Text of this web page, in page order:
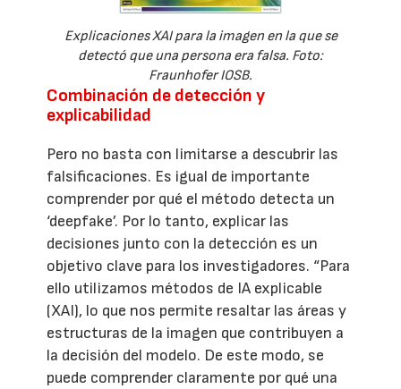
Explicaciones XAI para la imagen en la que se
detectó que una persona era falsa. Foto:
Fraunhofer IOSB.
Combinación de detección y
explicabilidad
Pero no basta con limitarse a descubrir las
falsificaciones. Es igual de importante
comprender por qué el método detecta un
‘deepfake’. Por lo tanto, explicar las
decisiones junto con la detección es un
objetivo clave para los investigadores. “Para
ello utilizamos métodos de IA explicable
(XAI), lo que nos permite resaltar las áreas y
estructuras de la imagen que contribuyen a
la decisión del modelo. De este modo, se
puede comprender claramente por qué una